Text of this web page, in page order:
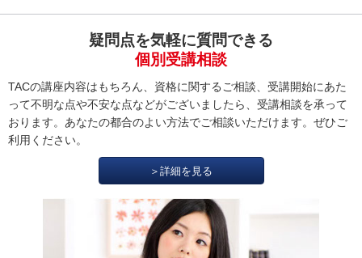
疑問点を気軽に質問できる
個別受講相談
TACの講座内容はもちろん、資格に関するご相談、受講開始にあた
って不明な点や不安な点などがございましたら、受講相談を承って
おります。あなたの都合のよい方法でご相談いただけます。ぜひご
利用ください。
＞詳細を見る